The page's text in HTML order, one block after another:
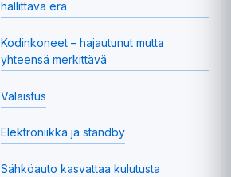
hallittava erä
Kodinkoneet – hajautunut mutta
yhteensä merkittävä
Valaistus
Elektroniikka ja standby
Sähköauto kasvattaa kulutusta